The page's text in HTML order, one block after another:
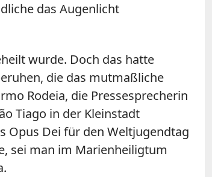
das Augenlicht
wurde. Doch das hatte
die das mutmaßliche
Rodeia, die Pressesprecherin
Tiago in der Kleinstadt
Opus Dei für den Weltjugendtag
sei man im Marienheiligtum